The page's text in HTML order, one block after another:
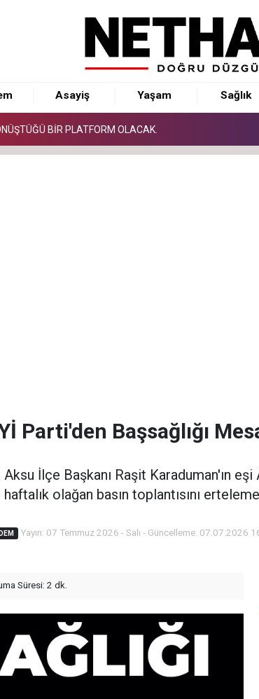
Asayiş Yaşam Sağlık
BİR PLATFORM OLACAK.
Tamamlandı
BİR PLATFORM OLACAK.
Parti'den Başsağlığı
İlçe Başkanı Raşit Karaduman'ın eşi
olağan basın toplantısını erteleme
Yayın: 07 Temmuz 2026 - Salı - Güncelleme: 07.07.2026
Süresi: 2 dk.